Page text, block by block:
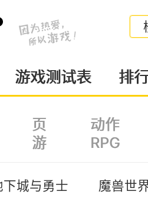
游戏测试表 排
页
动作